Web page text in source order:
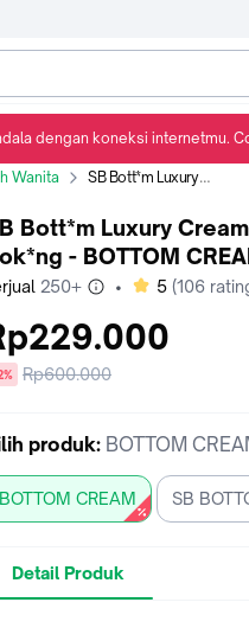
Wanita SB Bott*m Luxury Cream - Cream Pengencang Bok*ng - BOTTOM CREAM
Bott*m Luxury
- BOTTOM
250+ • bintang
5 (106
Harga
Rp600.000
produk: BOTTOM
BOTTOM CREAM SB
Detail Produk
dengan koneksi internetmu.